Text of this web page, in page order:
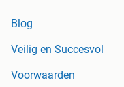
Blog
Veilig en Succesvol
Voorwaarden